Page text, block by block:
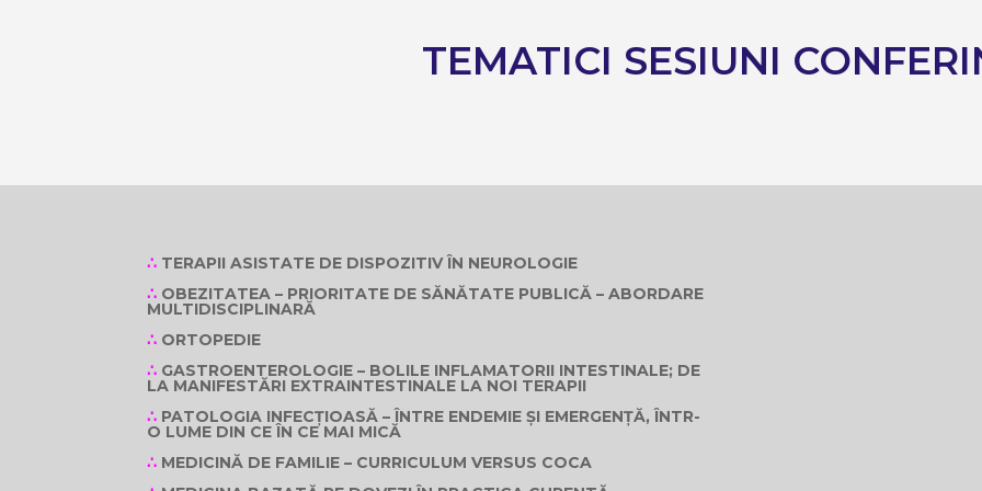
TEMATICI SESIUNI
∴ TERAPII ASISTATE DE DISPOZITIV ÎN NEUROLOGIE
∴ OBEZITATEA – PRIORITATE DE SĂNĂTATE PUBLICĂ – ABORDARE
MULTIDISCIPLINARĂ
∴ ORTOPEDIE
∴ GASTROENTEROLOGIE – BOLILE INFLAMATORII INTESTINALE; DE
LA MANIFESTĂRI EXTRAINTESTINALE LA NOI TERAPII
∴ PATOLOGIA INFECȚIOASĂ – ÎNTRE ENDEMIE ȘI EMERGENȚĂ, ÎNTR-
O LUME DIN CE ÎN CE MAI MICĂ
∴ MEDICINĂ DE FAMILIE – CURRICULUM VERSUS COCA